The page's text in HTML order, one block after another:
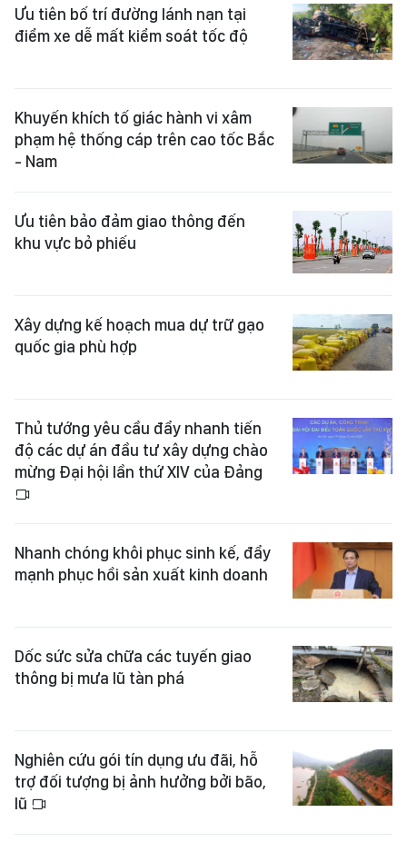
Ưu tiên bố trí đường lánh nạn tại
điểm xe dễ mất kiểm soát tốc độ
Khuyến khích tố giác hành vi xâm
phạm hệ thống cáp trên cao tốc Bắc
- Nam
Ưu tiên bảo đảm giao thông đến
khu vực bỏ phiếu
Xây dựng kế hoạch mua dự trữ gạo
quốc gia phù hợp
Thủ tướng yêu cầu đẩy nhanh tiến
độ các dự án đầu tư xây dựng chào
mừng Đại hội lần thứ XIV của Đảng
Nhanh chóng khôi phục sinh kế, đẩy
mạnh phục hồi sản xuất kinh doanh
Dốc sức sửa chữa các tuyến giao
thông bị mưa lũ tàn phá
Nghiên cứu gói tín dụng ưu đãi, hỗ
trợ đối tượng bị ảnh hưởng bởi bão,
lũ